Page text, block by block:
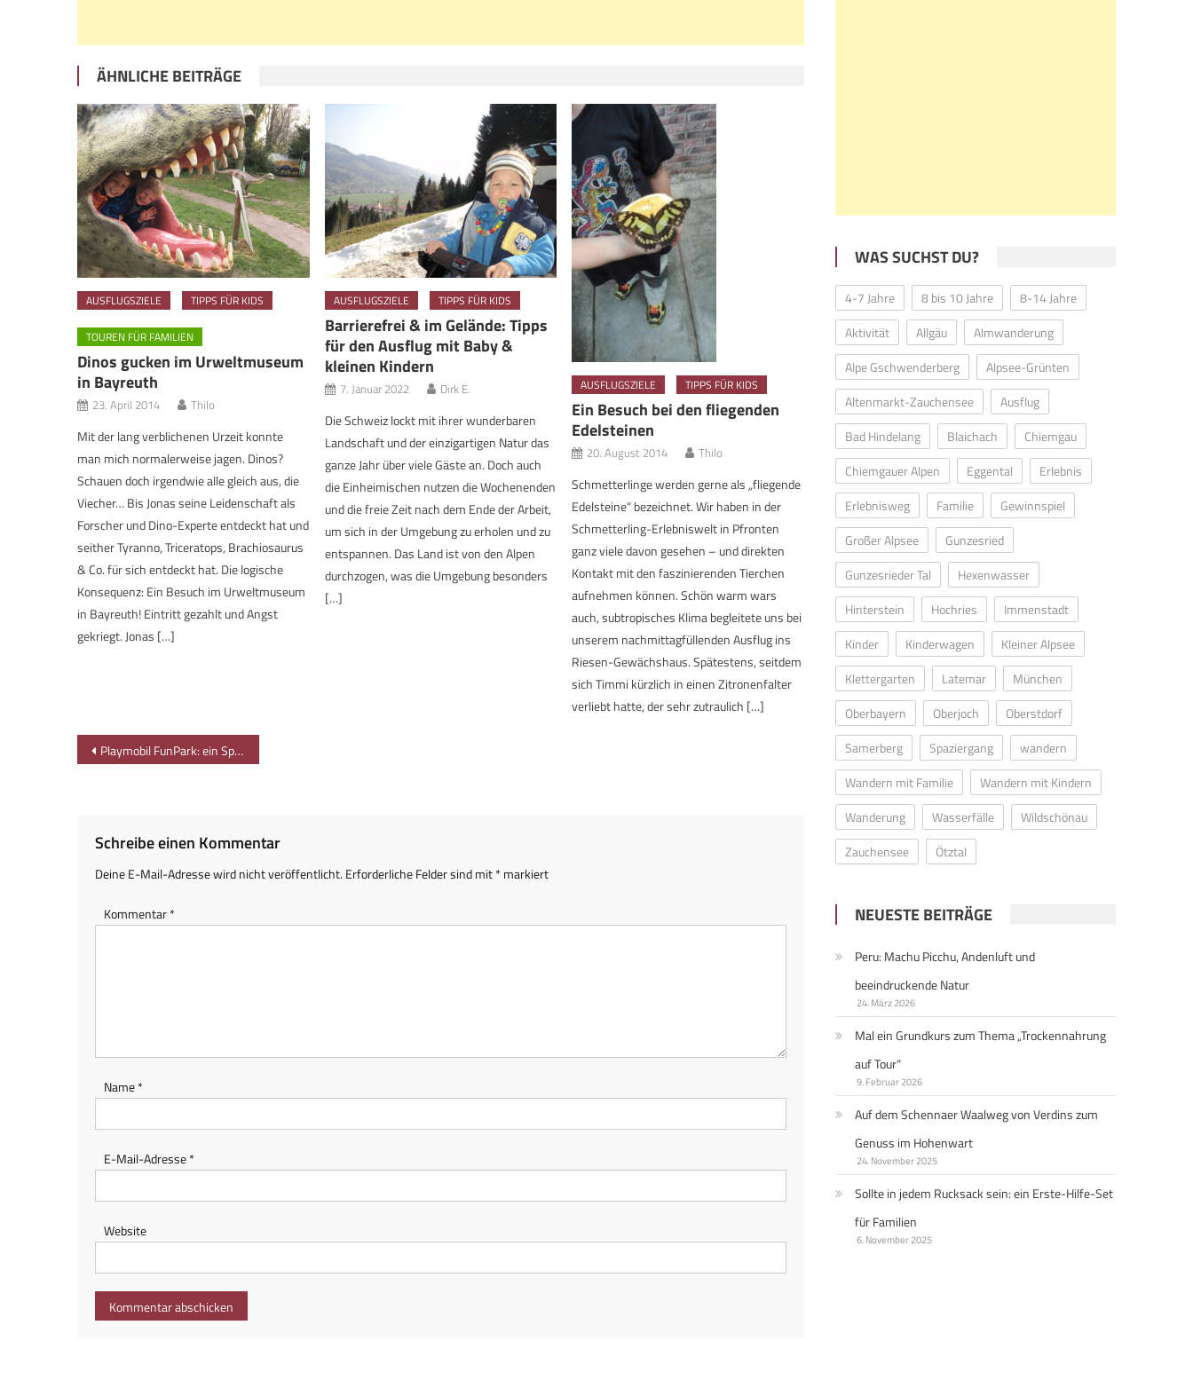
ÄHNLICHE BEITRÄGE
AUSFLUGSZIELE TIPPS FÜR KIDS
TOUREN FÜR FAMILIEN
Dinos gucken im Urweltmuseum
in Bayreuth
23. April 2014 Thilo
Mit der lang verblichenen Urzeit konnte
man mich normalerweise jagen. Dinos?
Schauen doch irgendwie alle gleich aus, die
Viecher… Bis Jonas seine Leidenschaft als
Forscher und Dino-Experte entdeckt hat und
seither Tyranno, Triceratops, Brachiosaurus
& Co. für sich entdeckt hat. Die logische
Konsequenz: Ein Besuch im Urweltmuseum
in Bayreuth! Eintritt gezahlt und Angst
gekriegt. Jonas […]
AUSFLUGSZIELE TIPPS FÜR KIDS
Barrierefrei & im Gelände: Tipps
für den Ausflug mit Baby &
kleinen Kindern
7. Januar 2022 Dirk E.
Die Schweiz lockt mit ihrer wunderbaren
Landschaft und der einzigartigen Natur das
ganze Jahr über viele Gäste an. Doch auch
die Einheimischen nutzen die Wochenenden
und die freie Zeit nach dem Ende der Arbeit,
um sich in der Umgebung zu erholen und zu
entspannen. Das Land ist von den Alpen
durchzogen, was die Umgebung besonders
[…]
AUSFLUGSZIELE TIPPS FÜR KIDS
Ein Besuch bei den fliegenden
Edelsteinen
20. August 2014 Thilo
Schmetterlinge werden gerne als „fliegende
Edelsteine“ bezeichnet. Wir haben in der
Schmetterling-Erlebniswelt in Pfronten
ganz viele davon gesehen – und direkten
Kontakt mit den faszinierenden Tierchen
aufnehmen können. Schön warm wars
auch, subtropisches Klima begleitete uns bei
unserem nachmittagfüllenden Ausflug ins
Riesen-Gewächshaus. Spätestens, seitdem
sich Timmi kürzlich in einen Zitronenfalter
verliebt hatte, der sehr zutraulich […]
Beitragsnavigation
Playmobil FunPark: ein Spielplatz in überdimensional
Schreibe einen Kommentar
Deine E-Mail-Adresse wird nicht veröffentlicht. Erforderliche Felder sind mit*markiert
Kommentar*
Name*
E-Mail-Adresse*
Website
WAS SUCHST DU?
4-7 Jahre 8 bis 10 Jahre
8-14 Jahre
Aktivität
Allgäu
Almwanderung
Alpe Gschwenderberg
Alpsee-Grünten
Altenmarkt-Zauchensee
Ausflug
Bad Hindelang
Blaichach
Chiemgau
Chiemgauer Alpen
Eggental
Erlebnis
Erlebnisweg
Familie
Gewinnspiel
Großer Alpsee
Gunzesried
Gunzesrieder Tal
Hexenwasser
Hinterstein
Hochries
Immenstadt
Kinder
Kinderwagen
Kleiner Alpsee
Klettergarten
Latemar
München
Oberbayern
Oberjoch
Oberstdorf
Samerberg
Spaziergang
wandern
Wandern mit Familie
Wandern mit Kindern
Wanderung
Wasserfälle
Wildschönau
Zauchensee
Ötztal
NEUESTE BEITRÄGE
Peru: Machu Picchu, Andenluft und
beeindruckende Natur
24. März 2026
Mal ein Grundkurs zum Thema „Trockennahrung
auf Tour“
9. Februar 2026
Auf dem Schennaer Waalweg von Verdins zum
Genuss im Hohenwart
24. November 2025
Sollte in jedem Rucksack sein: ein Erste-Hilfe-Set
für Familien
6. November 2025